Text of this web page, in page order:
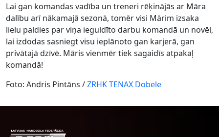
Lai gan komandas vadība un treneri rēķinājās ar Māra
dalību arī nākamajā sezonā, tomēr visi Mārim izsaka
lielu paldies par viņa ieguldīto darbu komandā un novēl,
lai izdodas sasniegt visu ieplānoto gan karjerā, gan
privātajā dzīvē. Māris vienmēr tiek sagaidīs atpakaļ
komandā!
Foto: Andris Pintāns /ZRHK TENAX Dobele